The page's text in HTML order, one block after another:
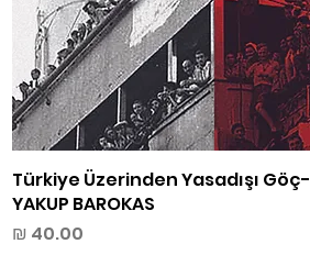
תצוגה מהירה
Türkiye Üzerinden Yasadışı Göç-
YAKUP BAROKAS
מחיר